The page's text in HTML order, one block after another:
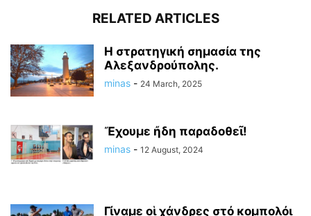
RELATED ARTICLES
Η στρατηγική σημασία της
Αλεξανδρούπολης.
minas - 24 March, 2025
Ἔχουμε ἤδη παραδοθεῖ!
minas - 12 August, 2024
Γίναμε οἱ χάνδρες στό κομπολόι